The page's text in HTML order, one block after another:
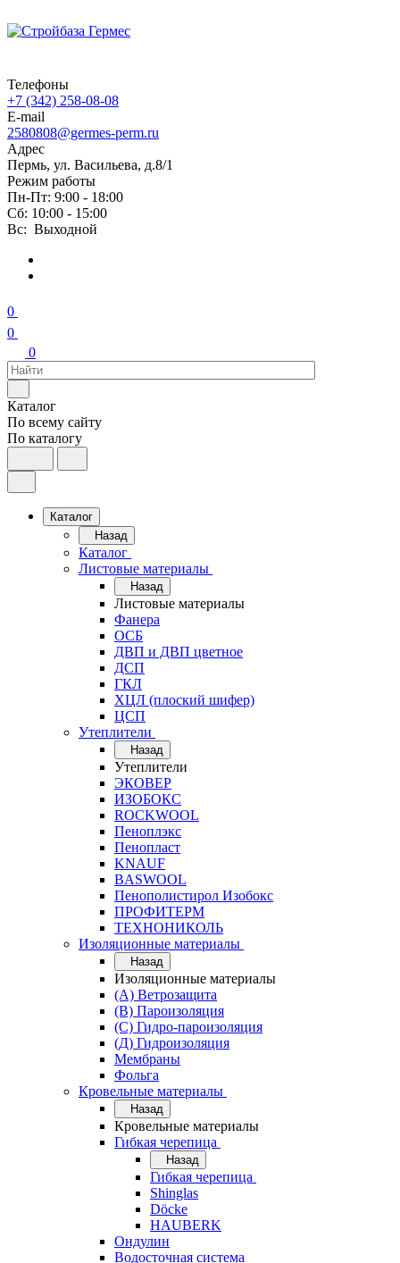
Телефоны
+7 (342) 258-08-08
E-mail
2580808@germes-perm.ru
Адрес
Пермь, ул. Васильева, д.8/1
Режим работы
Пн-Пт: 9:00 - 18:00
Сб: 10:00 - 15:00
Вс: Выходной
0
0
0
Каталог
По всему сайту
По каталогу
Каталог
Назад
Каталог
Листовые материалы
Назад
Листовые материалы
Фанера
ОСБ
ДВП и ДВП цветное
ДСП
ГКЛ
ХЦЛ (плоский шифер)
ЦСП
Утеплители
Назад
Утеплители
ЭКОВЕР
ИЗОБОКС
ROCKWOOL
Пеноплэкс
Пенопласт
KNAUF
BASWOOL
Пенополистирол Изобокс
ПРОФИТЕРМ
ТЕХНОНИКОЛЬ
Изоляционные материалы
Назад
Изоляционные материалы
(А) Ветрозащита
(В) Пароизоляция
(С) Гидро-пароизоляция
(Д) Гидроизоляция
Мембраны
Фольга
Кровельные материалы
Назад
Кровельные материалы
Гибкая черепица
Назад
Гибкая черепица
Shinglas
Döcke
HAUBERK
Ондулин
Водосточная система